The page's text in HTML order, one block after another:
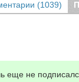
(1039)
еще не